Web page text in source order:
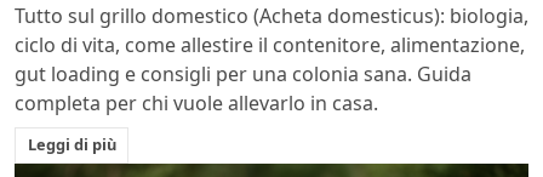
Tutto sul grillo domestico (Acheta domesticus): biologia,
ciclo di vita, come allestire il contenitore, alimentazione,
gut loading e consigli per una colonia sana. Guida
completa per chi vuole allevarlo in casa.
Leggi di più